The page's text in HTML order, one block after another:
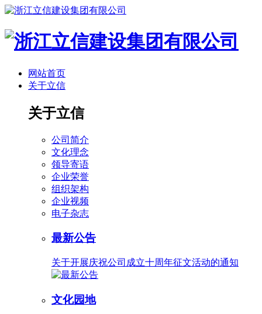
网站首页
关于立信
关于立信
公司简介
文化理念
领导寄语
企业荣誉
组织架构
企业视频
电子杂志
最新公告
关于开展庆祝公司成立十周年征文活动的通知
文化园地